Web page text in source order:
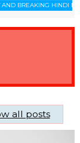
BREAKING HINDI
all posts